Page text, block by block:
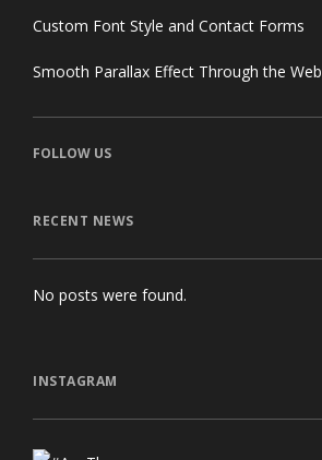
Custom Font Style and Contact Forms
Smooth Parallax Effect Through the Web
FOLLOW US
RECENT NEWS
No posts were found.
INSTAGRAM